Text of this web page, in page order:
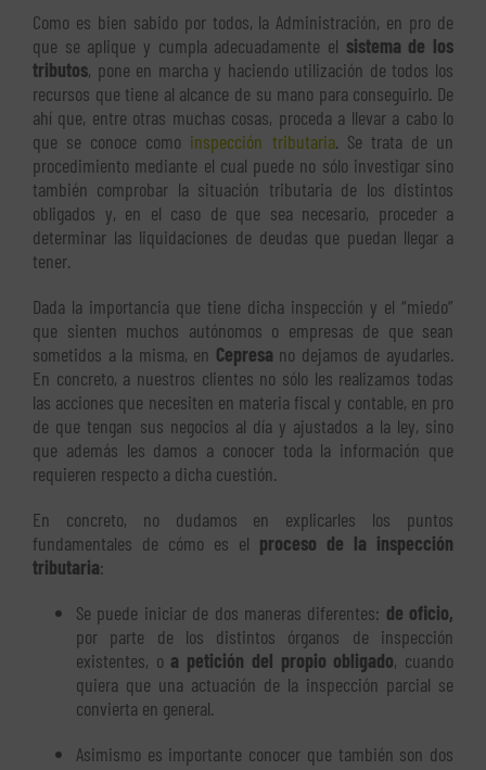
Como es bien sabido por todos, la Administración, en pro de
que se aplique y cumpla adecuadamente el sistema de los
tributos, pone en marcha y haciendo utilización de todos los
recursos que tiene al alcance de su mano para conseguirlo. De
ahí que, entre otras muchas cosas, proceda a llevar a cabo lo
que se conoce como inspección tributaria. Se trata de un
procedimiento mediante el cual puede no sólo investigar sino
también comprobar la situación tributaria de los distintos
obligados y, en el caso de que sea necesario, proceder a
determinar las liquidaciones de deudas que puedan llegar a
tener.
Dada la importancia que tiene dicha inspección y el “miedo”
que sienten muchos autónomos o empresas de que sean
sometidos a la misma, en Cepresa no dejamos de ayudarles.
En concreto, a nuestros clientes no sólo les realizamos todas
las acciones que necesiten en materia fiscal y contable, en pro
de que tengan sus negocios al día y ajustados a la ley, sino
que además les damos a conocer toda la información que
requieren respecto a dicha cuestión.
En concreto, no dudamos en explicarles los puntos
fundamentales de cómo es el proceso de la inspección
tributaria:
Se puede iniciar de dos maneras diferentes: de oficio,
por parte de los distintos órganos de inspección
existentes, oa petición del propio obligado, cuando
quiera que una actuación de la inspección parcial se
convierta en general.
Asimismo es importante conocer que también son dos